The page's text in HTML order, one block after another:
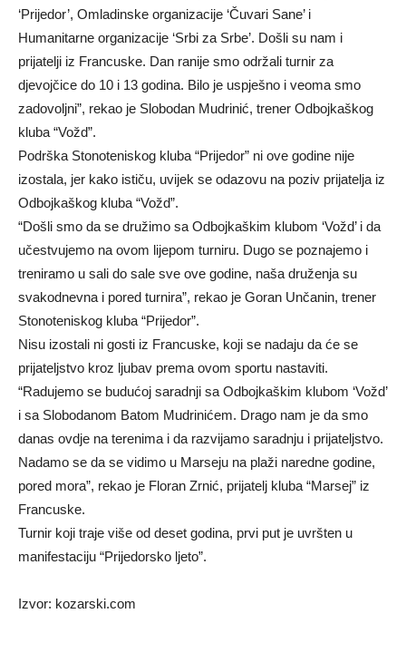
‘Prijedor’, Omladinske organizacije ‘Čuvari Sane’ i
Humanitarne organizacije ‘Srbi za Srbe’. Došli su nam i
prijatelji iz Francuske. Dan ranije smo održali turnir za
djevojčice do 10 i 13 godina. Bilo je uspješno i veoma smo
zadovoljni”, rekao je Slobodan Mudrinić, trener Odbojkaškog
kluba “Vožd”.
Podrška Stonoteniskog kluba “Prijedor” ni ove godine nije
izostala, jer kako ističu, uvijek se odazovu na poziv prijatelja iz
Odbojkaškog kluba “Vožd”.
“Došli smo da se družimo sa Odbojkaškim klubom ‘Vožd’ i da
učestvujemo na ovom lijepom turniru. Dugo se poznajemo i
treniramo u sali do sale sve ove godine, naša druženja su
svakodnevna i pored turnira”, rekao je Goran Unčanin, trener
Stonoteniskog kluba “Prijedor”.
Nisu izostali ni gosti iz Francuske, koji se nadaju da će se
prijateljstvo kroz ljubav prema ovom sportu nastaviti.
“Radujemo se budućoj saradnji sa Odbojkaškim klubom ‘Vožd’
i sa Slobodanom Batom Mudrinićem. Drago nam je da smo
danas ovdje na terenima i da razvijamo saradnju i prijateljstvo.
Nadamo se da se vidimo u Marseju na plaži naredne godine,
pored mora”, rekao je Floran Zrnić, prijatelj kluba “Marsej” iz
Francuske.
Turnir koji traje više od deset godina, prvi put je uvršten u
manifestaciju “Prijedorsko ljeto”.
Izvor: kozarski.com